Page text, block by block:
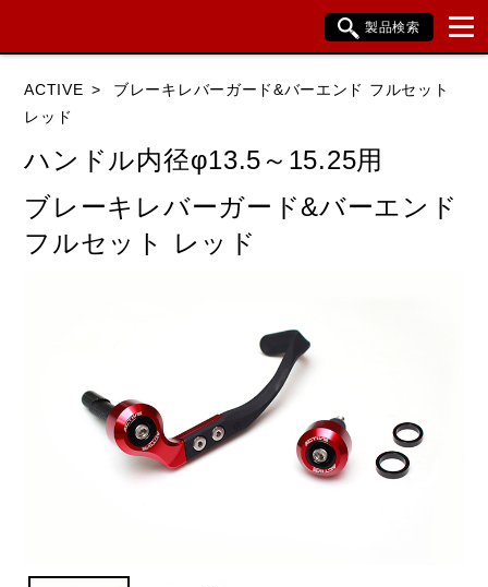
製品検索
HONDA YAMAHA SUZUKI
KAWASAKI BMW
閉じる
ACTIVE
ブレーキレバーガード&バーエンド フルセット
レッド
ハンドル内径φ13.5～15.25用
ブレーキレバーガード&バーエンド
フルセット レッド